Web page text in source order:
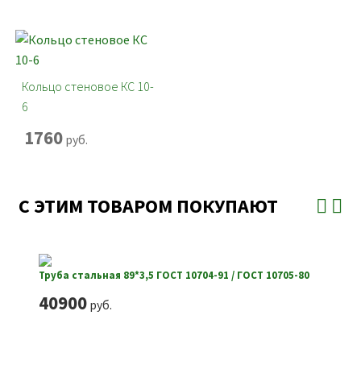
Кольцо стеновое КС 10-
6
1760руб.
С ЭТИМ ТОВАРОМ ПОКУПАЮТ
Труба стальная 89*3,5 ГОСТ 10704-91 / ГОСТ 10705-80
40900руб.